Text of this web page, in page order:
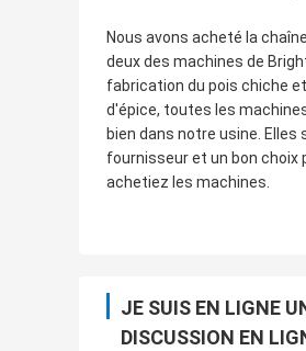
Nous avons acheté la
deux des machines de
fabrication du pois chiche
d'épice, toutes les
bien dans notre usine. Elles
fournisseur et un bon choix
achetiez les machines.
JE SUIS EN LIGNE
DISCUSSION EN